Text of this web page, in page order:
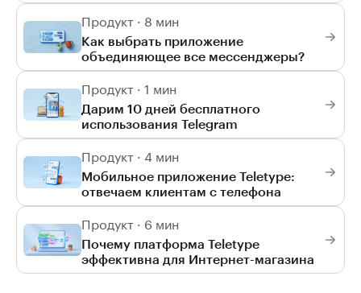
Продукт · 8 мин
Как выбрать приложение
объединяющее все мессенджеры?
Продукт · 1 мин
Дарим 10 дней бесплатного
использования Telegram
Продукт · 4 мин
Мобильное приложение Teletype:
отвечаем клиентам с телефона
Продукт · 6 мин
Почему платформа Teletype
эффективна для Интернет-магазина